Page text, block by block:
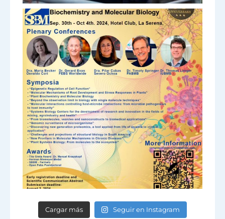
Cargar más Seguir en Instagram